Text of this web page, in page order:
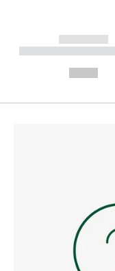
------------
----------- -----------